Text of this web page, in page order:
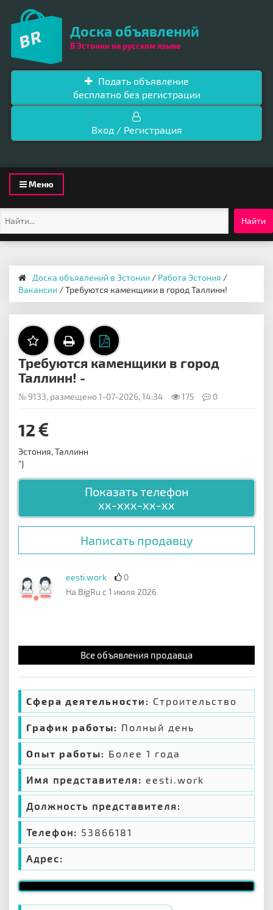
Доска объявлений
В Эстонии на русском языке
Подать объявление
бесплатно без регистрации
Вход / Регистрация
Toggle
navigation
Меню
Найти
Доска объявлений в Эстонии / Работа Эстония /
Вакансии / Требуются каменщики в город Таллинн!
Требуются каменщики в город
Таллинн! -
№ 9133, размещено 1-07-2026, 14:34 175 0
12
Эстония, Таллинн
"}
Показать телефон
xx-xxx-xx-xx
Написать продавцу
eesti.work
0
На BigRu с 1 июля 2026
Все объявления продавца
Сфера деятельности: Строительство
График работы: Полный день
Опыт работы: Более 1 года
Имя представителя: eesti.work
Должность представителя:
Телефон: 53866181
Адрес: